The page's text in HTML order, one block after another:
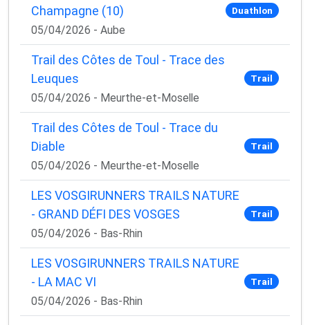
Champagne (10)
05/04/2026 - Aube
Duathlon
Trail des Côtes de Toul - Trace des
Leuques
05/04/2026 - Meurthe-et-Moselle
Trail
Trail des Côtes de Toul - Trace du
Diable
05/04/2026 - Meurthe-et-Moselle
Trail
LES VOSGIRUNNERS TRAILS NATURE
- GRAND DÉFI DES VOSGES
05/04/2026 - Bas-Rhin
Trail
LES VOSGIRUNNERS TRAILS NATURE
- LA MAC VI
05/04/2026 - Bas-Rhin
Trail